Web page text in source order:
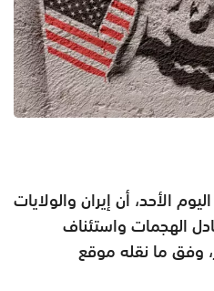
الأحد، أن إيران والولايات
الهجمات واستئناف
وفق ما نقله موقع